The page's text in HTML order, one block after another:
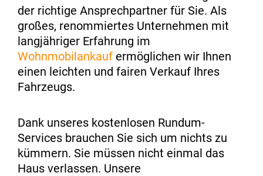
der richtige Ansprechpartner für Sie. Als
großes, renommiertes Unternehmen mit
langjähriger Erfahrung im
Wohnmobilankauf ermöglichen wir Ihnen
einen leichten und fairen Verkauf Ihres
Fahrzeugs.
Dank unseres kostenlosen Rundum-
Services brauchen Sie sich um nichts zu
kümmern. Sie müssen nicht einmal das
Haus verlassen. Unsere